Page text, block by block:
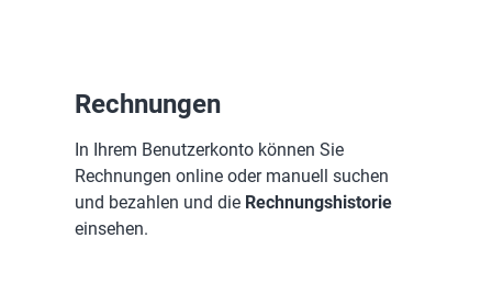
Rechnungen
In Ihrem Benutzerkonto können Sie
Rechnungen online oder manuell suchen
und bezahlen und die Rechnungshistorie
einsehen.